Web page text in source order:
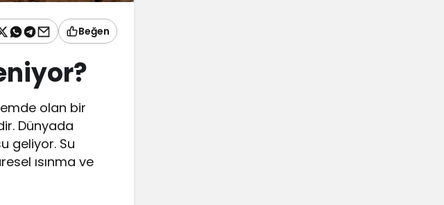
Beğen
olan bir
Dünyada
geliyor. Su
ısınma ve